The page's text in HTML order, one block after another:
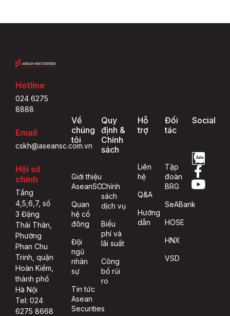
Hotline
024 6275
8888
Email
cskh@aseansc.com.vn
Hội sở
chính
Tầng
4,5,6,7, số
3 Đặng
Thái Thân,
Phường
Phan Chu
Trinh, quận
Hoàn Kiếm,
thành phố
Hà Nội
Tel: 024
6275 8668
Về
chúng
tôi
Giới thiệu
AseanSC
Quan
hệ cổ
đông
Đội
ngũ
nhân
sự
Tin tức
Asean
Securities
Quy
định &
Chính
sách
Chính
sách
dịch vụ
Biểu
phí và
lãi suất
Công
bố rủi
ro
Hỗ
trợ
Liên
hệ
Q&A
Hướng
dẫn
Đối
tác
Tập
đoàn
BRG
SeABank
HOSE
HNX
VSD
Social